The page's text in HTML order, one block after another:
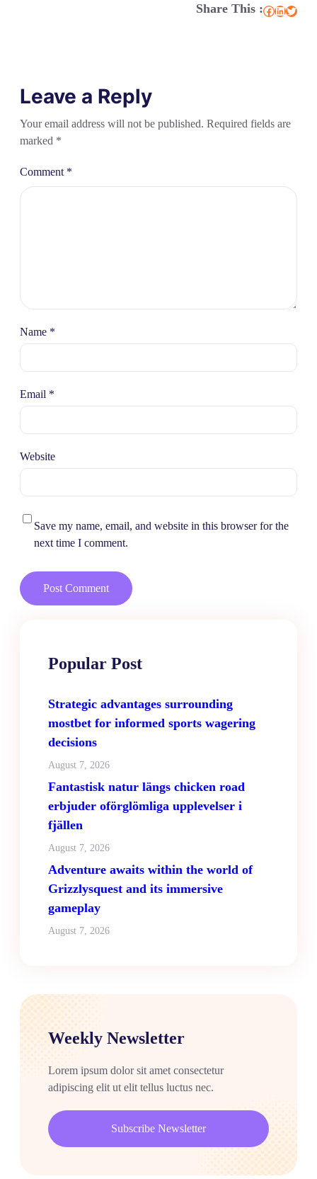
Share This :Facebook LinkedIn Twitter
Leave a Reply
Your email address will not be published. Required fields are
marked *
Comment *
Name *
Email *
Website
Save my name, email, and website in this browser for the
next time I comment.
Popular Post
Strategic advantages surrounding
mostbet for informed sports wagering
decisions
August 7, 2026
Fantastisk natur längs chicken road
erbjuder oförglömliga upplevelser i
fjällen
August 7, 2026
Adventure awaits within the world of
Grizzlysquest and its immersive
gameplay
August 7, 2026
Weekly Newsletter
Lorem ipsum dolor sit amet consectetur
adipiscing elit ut elit tellus luctus nec.
Subscribe Newsletter